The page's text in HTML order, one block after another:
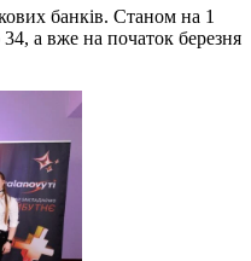
банків. Станом на 1
а вже на початок березня